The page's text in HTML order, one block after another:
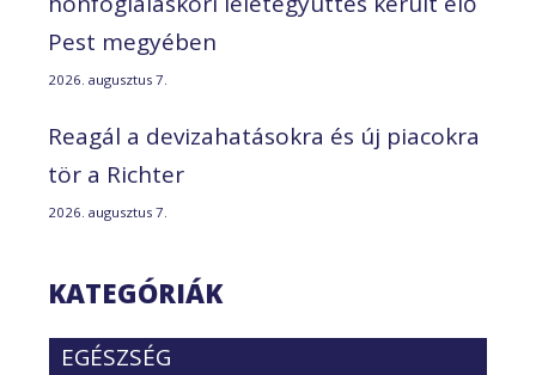
Pest megyében
2026. augusztus 7.
Reagál a devizahatásokra és új piacokra
tör a Richter
2026. augusztus 7.
KATEGÓRIÁK
EGÉSZSÉG